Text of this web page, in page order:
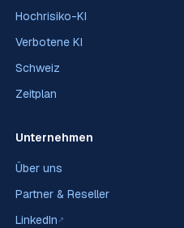
Hochrisiko-KI
Verbotene KI
Schweiz
Zeitplan
Unternehmen
Über uns
Partner & Reseller
LinkedIn ↗